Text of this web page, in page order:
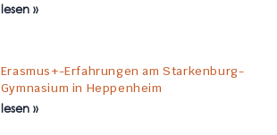
lesen »
Erasmus+-Erfahrungen am Starkenburg-
Gymnasium in Heppenheim
lesen »